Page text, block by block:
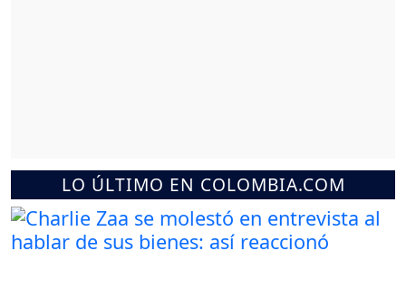
LO ÚLTIMO EN COLOMBIA.COM